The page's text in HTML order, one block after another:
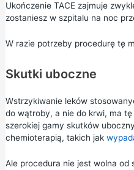
Ukończenie TACE zajmuje
zostaniesz w szpitalu na noc
W razie potrzeby procedurę tę
Skutki uboczne
Wstrzykiwanie leków
do wątroby, a nie do krwi, ma
szerokiej gamy skutków
chemioterapią, takich jak
Ale procedura nie jest wolna od